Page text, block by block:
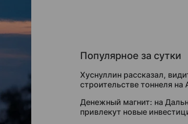
Популярное за сутки
Хуснуллин рассказал,
строительстве тоннеля на
Денежный магнит: на
привлекут новые